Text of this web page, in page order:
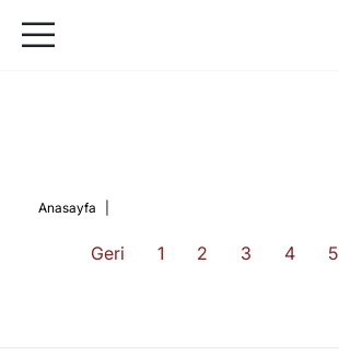
Anasayfa
Geri 1 2 3 4 5